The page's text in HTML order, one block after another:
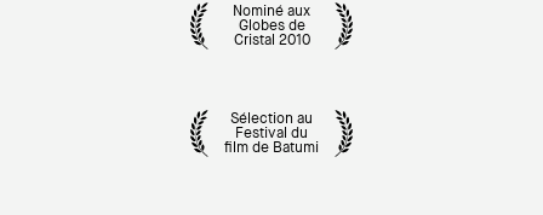
Nominé aux
Globes de
Cristal 2010
Sélection au
Festival du
film de Batumi